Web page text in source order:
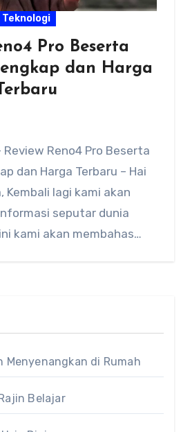
Teknologi
Pro Beserta
dan Harga
Terbaru
Reno4 Pro Beserta
dan Harga Terbaru – Hai
Kembali lagi kami akan
seputar dunia
kami akan membahas
Menyenangkan di Rumah
Belajar